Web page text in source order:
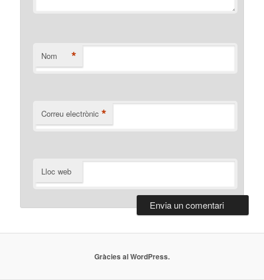
Nom *
Correu electrònic *
Lloc web
Gràcies al WordPress.